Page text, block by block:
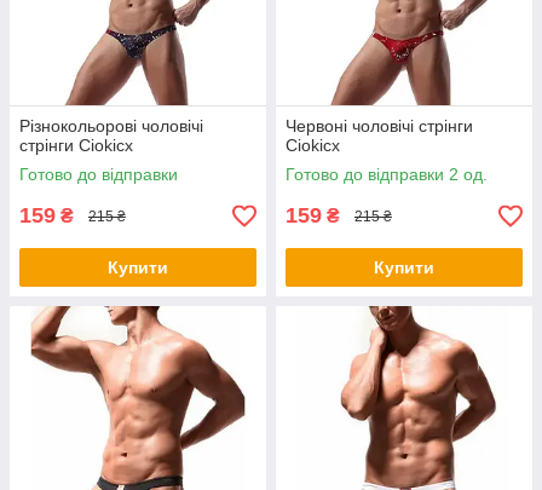
Різнокольорові чоловічі
стрінги Ciokicx
Готово до відправки
159 ₴ 215 ₴
Купити
Червоні чоловічі стрінги
Ciokicx
Готово до відправки 2 од.
159 ₴ 215 ₴
Купити